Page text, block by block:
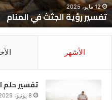
12 مايو، 2025
تفسير رؤية الجثث في المنام
الأشهر
تفسير
8 يونيو، 2025